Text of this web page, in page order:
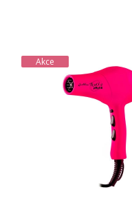
Akce